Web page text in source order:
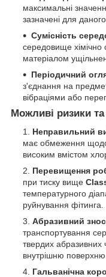
максимальні
зазначені для даного
Сумісність
середовище хімічно
матеріалом
Періодичний
з'єднання на
вібраціями або
Можливі ризики
Неправильний
має обмеження
високим вмістом
Перевищення
при тиску вище
температурного
руйнування фітинга.
Абразивний
транспортування
твердих абразивних
внутрішню поверхню.
Гальванічна